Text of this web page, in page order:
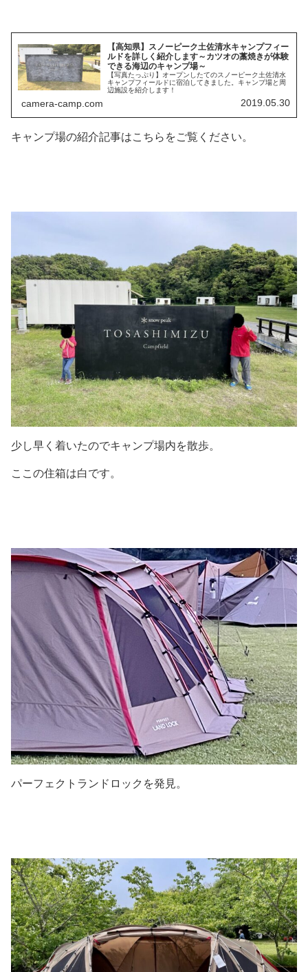
【高知県】スノーピーク土佐清水キャンプフィー
ルドを詳しく紹介します～カツオの藁焼きが体験
できる海辺のキャンプ場～
【写真たっぷり】オープンしたてのスノーピーク土佐清水
キャンプフィールドに宿泊してきました。キャンプ場と周
辺施設を紹介します！
camera-camp.com 2019.05.30
キャンプ場の紹介記事はこちらをご覧ください。
少し早く着いたのでキャンプ場内を散歩。
ここの住箱は白です。
パーフェクトランドロックを発見。